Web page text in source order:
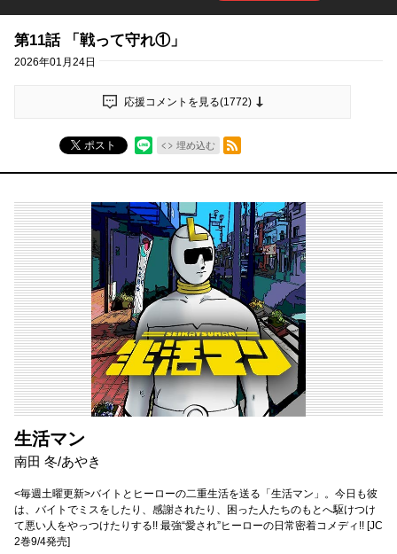
第11話 「戦って守れ①」
2026年01月24日
応援コメントを見る(1772)
ポスト 埋め込む
RSSフィード
生活マン
南田 冬/あやき
<毎週土曜更新>バイトとヒーローの二重生活を送る「生活マン」。今日も彼
は、バイトでミスをしたり、感謝されたり、困った人たちのもとへ駆けつけ
て悪い人をやっつけたりする!! 最強“愛され”ヒーローの日常密着コメディ!! [JC
2巻9/4発売]